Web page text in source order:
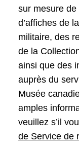
sur mesure
d’affiches de
militaire, des
de la
ainsi que des
auprès du
Musée
amples
veuillez s’il
de Service de